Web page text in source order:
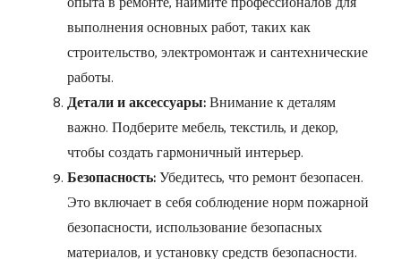
выполнения основных работ, таких как
строительство, электромонтаж и сантехнические
работы.
Детали и аксессуары:Внимание к деталям
важно. Подберите мебель, текстиль, и декор,
чтобы создать гармоничный интерьер.
Безопасность:Убедитесь, что ремонт безопасен.
Это включает в себя соблюдение норм пожарной
безопасности, использование безопасных
материалов, и установку средств безопасности.